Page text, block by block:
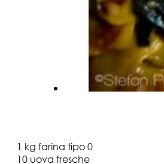
1 kg farina tipo 0
10 uova fresche